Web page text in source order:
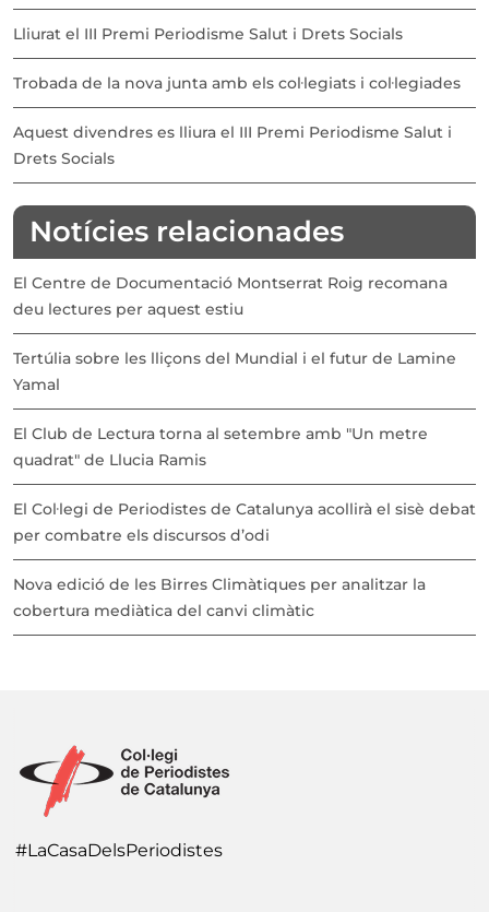
Lliurat el III Premi Periodisme Salut i Drets Socials
Trobada de la nova junta amb els col·legiats i col·legiades
Aquest divendres es lliura el III Premi Periodisme Salut i
Drets Socials
Notícies relacionades
El Centre de Documentació Montserrat Roig recomana
deu lectures per aquest estiu
Tertúlia sobre les lliçons del Mundial i el futur de Lamine
Yamal
El Club de Lectura torna al setembre amb "Un metre
quadrat" de Llucia Ramis
El Col·legi de Periodistes de Catalunya acollirà el sisè debat
per combatre els discursos d’odi
Nova edició de les Birres Climàtiques per analitzar la
cobertura mediàtica del canvi climàtic
#LaCasaDelsPeriodistes